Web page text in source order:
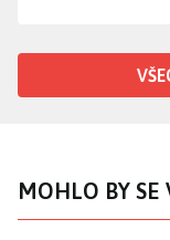
MOHLO BY SE